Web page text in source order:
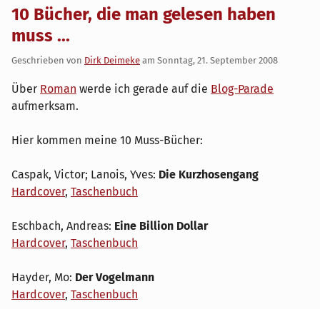
10 Bücher, die man gelesen haben
muss ...
Geschrieben von Dirk Deimeke am Sonntag, 21. September 2008
Über Roman werde ich gerade auf die Blog-Parade
aufmerksam.
Hier kommen meine 10 Muss-Bücher:
Caspak, Victor; Lanois, Yves: Die Kurzhosengang
Hardcover, Taschenbuch
Eschbach, Andreas: Eine Billion Dollar
Hardcover, Taschenbuch
Hayder, Mo: Der Vogelmann
Hardcover, Taschenbuch